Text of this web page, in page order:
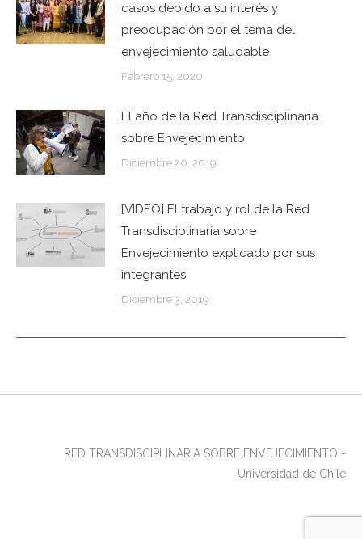
casos debido a su interés y
preocupación por el tema del
envejecimiento saludable
Febrero 15, 2020
El año de la Red Transdisciplinaria
sobre Envejecimiento
Diciembre 20, 2019
[VIDEO] El trabajo y rol de la Red
Transdisciplinaria sobre
Envejecimiento explicado por sus
integrantes
Diciembre 3, 2019
RED TRANSDISCIPLINARIA SOBRE ENVEJECIMIENTO -
Universidad de Chile